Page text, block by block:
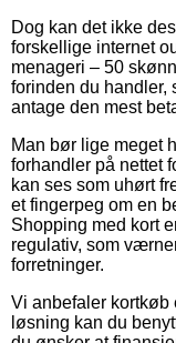
Dog kan det ikke
forskellige internet
menageri – 50
forinden du handler,
antage den mest
Man bør lige meget
forhandler på nettet
kan ses som uhørt
et fingerpeg om en
Shopping med kort
regulativ, som
forretninger.
Vi anbefaler kortkøb
løsning kan du